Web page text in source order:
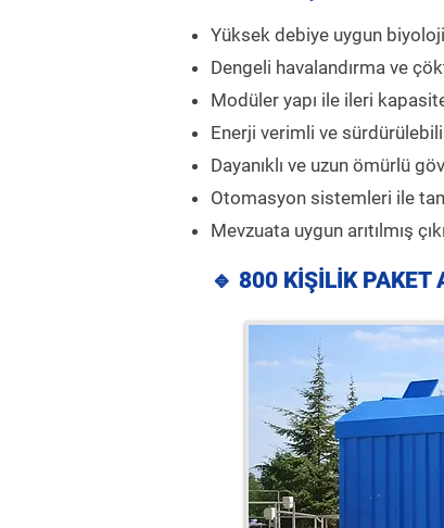
Yüksek debiye uygun
Dengeli havalandırma ve
Modüler yapı ile ileri
Enerji verimli ve
Dayanıklı ve uzun ömürlü
Otomasyon sistemleri ile
Mevzuata uygun arıtılmış
🔹 800 KİŞİLİK